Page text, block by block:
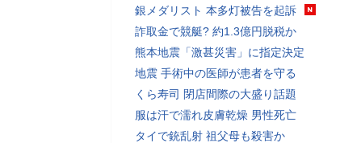
銀メダリスト 本多灯被告を起訴
詐取金で競艇? 約1.3億円脱税か
熊本地震「激甚災害」に指定決定
地震 手術中の医師が患者を守る
くら寿司 閉店間際の大盛り話題
服は汗で濡れ皮膚乾燥 男性死亡
タイで銃乱射 祖父母も殺害か